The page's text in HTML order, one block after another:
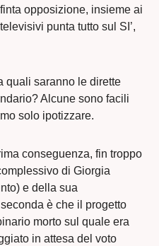
opposizione, insieme ai
punta tutto sul SI’,
quali saranno le dirette
Alcune sono facili
solo ipotizzare.
conseguenza, fin troppo
di Giorgia
e della sua
è che il progetto
morto sul quale era
in attesa del voto